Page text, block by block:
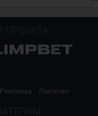
Реклама Логотип